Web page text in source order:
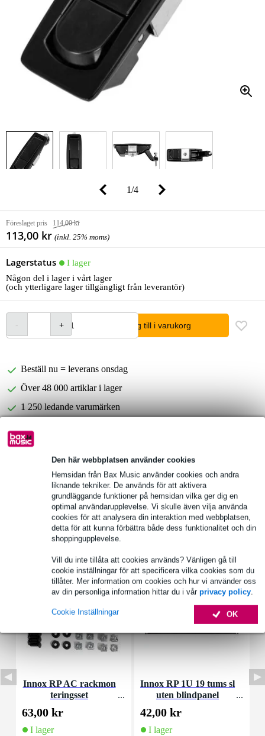
Den här webbplatsen använder cookies
Hemsidan från Bax Music använder cookies och andra
liknande tekniker. De används för att aktivera
grundläggande funktioner på hemsidan vilka ger dig en
optimal användarupplevelse. Vi skulle även vilja använda
cookies för att analysera din interaktion med webbplatsen,
detta för att kunna förbättra både dess funktionalitet och din
shoppingupplevelse.
Vill du inte tillåta att cookies används? Vänligen gå till
cookie inställningar för att specificera vilka cookies som du
tillåter. Mer information om cookies och hur vi använder oss
av din personliga information hittar du i vår privacy policy.
OK
Cookie Inställningar
1/4
Föreslaget pris 114,00 kr
113,00 kr (inkl. 25% moms)
Lagerstatus
I lager
Någon del i lager i vårt lager
(och ytterligare lager tillgängligt från leverantör)
lägg till i varukorg
Beställ nu = leverans onsdag
Över 48 000 artiklar i lager
1 250 ledande varumärken
Produktinformation
typ: spakstängning
material: pressgjuten zink
ytbehandling: pulverlackerad
Fullständiga specifikationer
Tillbehör (7)
Innox RP AC rackmon
teringsset
63,00 kr
I lager
Innox RP 1U 19 tums sl
uten blindpanel
42,00 kr
I lager